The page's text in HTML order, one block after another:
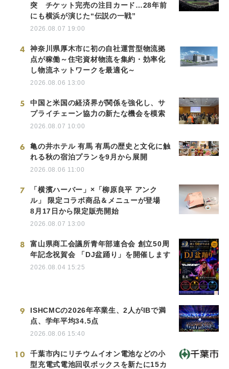
突 チケット完売の注目カード…28年前
にも横浜が演じた“伝説の一戦”
2026.08.07 19:00
4
神奈川県厚木市に初の自社運営型物流拠
点が稼働～住宅資材物流を集約・効率化
し物流ネットワークを最適化～
2026.08.06 13:00
5
中国と米国の経済界が関係を強化し、サ
プライチェーン協力の新たな機会を模索
2026.08.07 10:00
6
亀の井ホテル 有馬 有馬の歴史と文化に触
れる秋の宿泊プランを9月から展開
2026.08.06 11:00
7
「横濱ハーバー」×「柳原良平 アンク
ル」 限定コラボ商品＆メニューが登場
8月17日から限定販売開始
2026.08.07 13:00
8
富山県商工会議所青年部連合会 創立50周
年記念祝賀会 「DJ盆踊り」を開催します
2026.08.04 15:25
9
ISHCMCの2026年卒業生、2人がIBで満
点、学年平均34.5点
2026.08.06 15:40
10
千葉市内にリチウムイオン電池などの小
型充電式電池回収ボックスを新たに15カ